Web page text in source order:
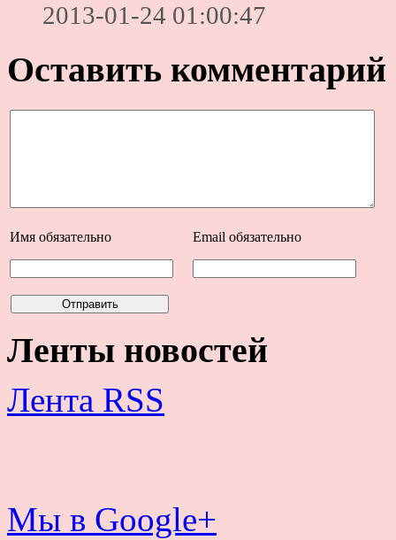
2013-01-24 01:00:47
Оставить комментарий
Имя обязательно Email обязательно
Ленты новостей
Лента RSS
Мы в Google+